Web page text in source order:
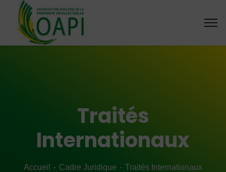
Traités
Internationaux
Accueil Cadre Juridique Traités Internationaux